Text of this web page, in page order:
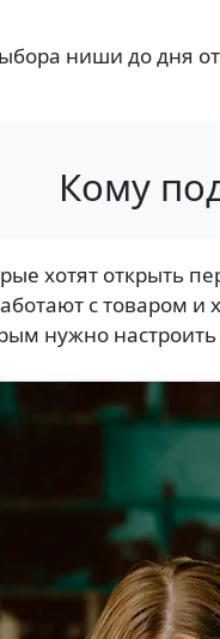
ниши до дня
Кому
хотят открыть
с товаром и
нужно настроить